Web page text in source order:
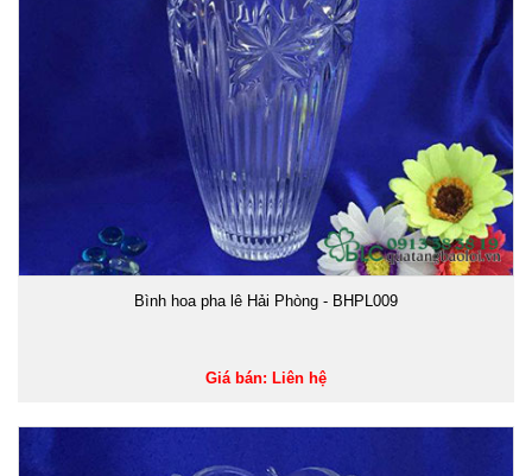
Bình hoa pha lê Hải Phòng - BHPL009
Giá bán: Liên hệ